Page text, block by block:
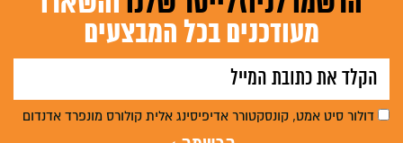
מעודכנים בכל המבצעים
דולור סיט אמט, קונסקטורר אדיפיסינג אלית קולורס מונפרד אדנדום